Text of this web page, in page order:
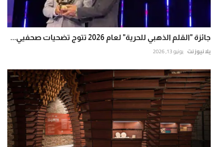
جائزة "القلم الذهبي للحرية" لعام 2026 تتوج تضحيات صحفيي...
يلا نيوز نت يونيو 13, 2026